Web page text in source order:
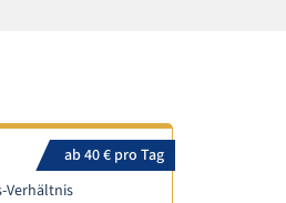
ab 40 € pro Tag
Verhältnis